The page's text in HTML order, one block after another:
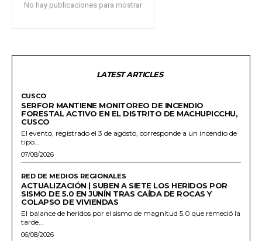
No hay publicaciones para mostrar
LATEST ARTICLES
CUSCO
SERFOR MANTIENE MONITOREO DE INCENDIO
FORESTAL ACTIVO EN EL DISTRITO DE MACHUPICCHU,
CUSCO
El evento, registrado el 3 de agosto, corresponde a un incendio de
tipo...
07/08/2026
RED DE MEDIOS REGIONALES
ACTUALIZACIÓN | SUBEN A SIETE LOS HERIDOS POR
SISMO DE 5.0 EN JUNÍN TRAS CAÍDA DE ROCAS Y
COLAPSO DE VIVIENDAS
El balance de heridos por el sismo de magnitud 5.0 que remeció la
tarde...
06/08/2026